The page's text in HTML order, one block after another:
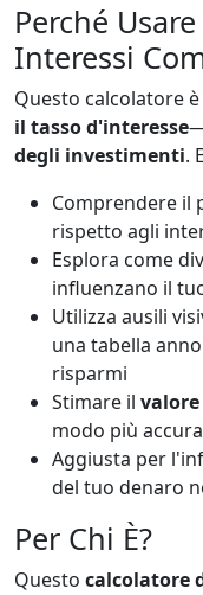
Perché
Interessi
Questo calcolatore
il tasso d'interesse
degli investimenti.
Comprendere il
rispetto agli
Esplora come
influenzano il
Utilizza ausili
una tabella
risparmi
Stimare il
modo più
Aggiusta per
del tuo denaro
Per Chi È?
Questo calcolatore